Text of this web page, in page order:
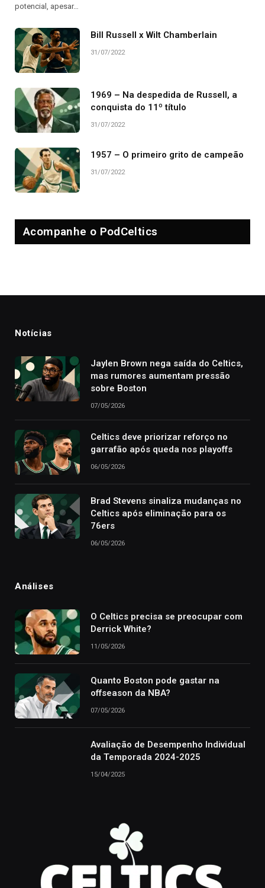
potencial, apesar…
Bill Russell x Wilt Chamberlain
31/07/2022
1969 – Na despedida de Russell, a
conquista do 11º título
31/07/2022
1957 – O primeiro grito de campeão
31/07/2022
Acompanhe o PodCeltics
Notícias
Jaylen Brown nega saída do Celtics,
mas rumores aumentam pressão
sobre Boston
07/05/2026
Celtics deve priorizar reforço no
garrafão após queda nos playoffs
06/05/2026
Brad Stevens sinaliza mudanças no
Celtics após eliminação para os
76ers
06/05/2026
Análises
O Celtics precisa se preocupar com
Derrick White?
11/05/2026
Quanto Boston pode gastar na
offseason da NBA?
07/05/2026
Avaliação de Desempenho Individual
da Temporada 2024-2025
15/04/2025